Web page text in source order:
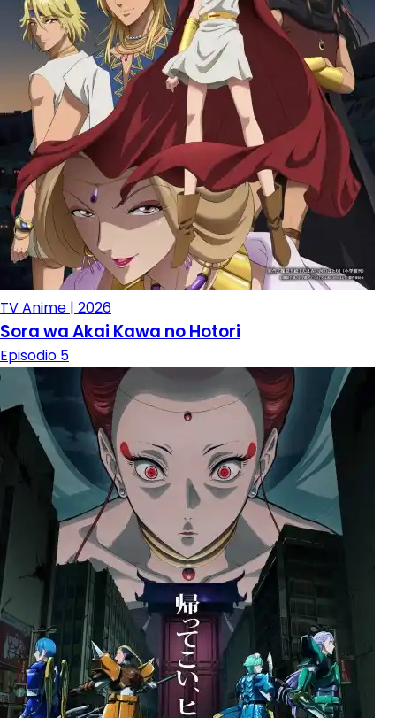
TV Anime | 2026
Sora wa Akai Kawa no Hotori
Episodio 5